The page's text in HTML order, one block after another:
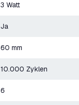
3 Watt
Ja
60 mm
10.000 Zyklen
6